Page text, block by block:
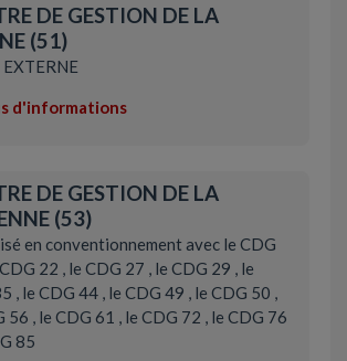
DE GESTION DE LA
(51)
EXTERNE
d'informations
DE GESTION DE LA
(53)
en conventionnement avec le CDG
22 , le CDG 27 , le CDG 29 , le
, le CDG 44 , le CDG 49 , le CDG 50 ,
56 , le CDG 61 , le CDG 72 , le CDG 76
85